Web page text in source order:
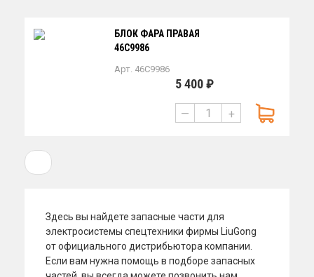
БЛОК ФАРА ПРАВАЯ
46C9986
Арт. 46C9986
5 400 ₽
— +
Здесь вы найдете запасные части для
электросистемы спецтехники фирмы LiuGong
отофициального дистрибьютора компании.
Если вам нужна помощь в подборе запасных